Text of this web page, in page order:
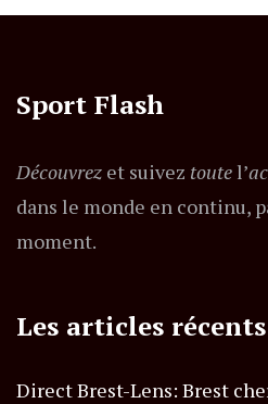
Sport Flash
Découvrez et suivez toutel’
dans le monde en continu,
moment.
Les articles récents
Direct Brest-Lens: Brest